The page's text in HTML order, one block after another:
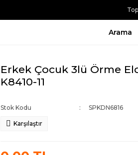
Arama
Erkek Çocuk 3lü Örme
K8410-11
Stok Kodu SPKDN6816
Karşılaştır